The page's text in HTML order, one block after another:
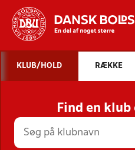
STILLINGER,
KLUB/HOLD RÆKKE
Find en